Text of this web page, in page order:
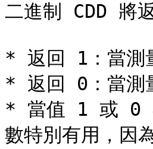
二進制 CDD
* 返回 1：當測
* 返回 0：當測
* 當值 1 或 0 在
數特別有用，因